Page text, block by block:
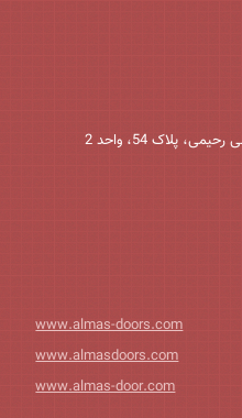
پلاک 54، واحد 2
www.almas-doors.com
www.almasdoors.com
www.almas-door.com